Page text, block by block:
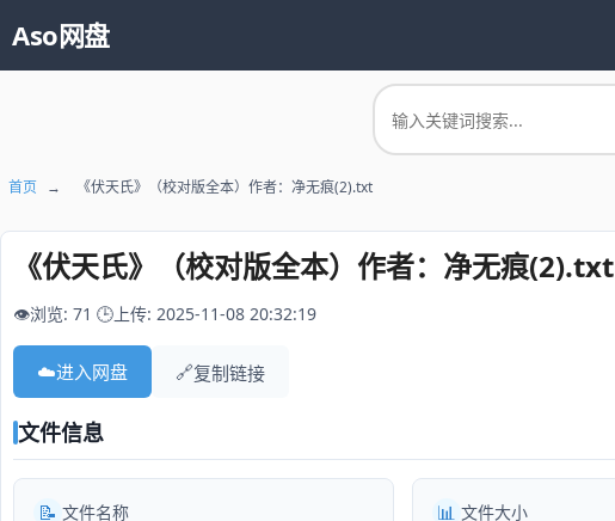
Aso网盘
首页 → 《伏天氏》（校对版全本）作者：净无痕(2).txt
《伏天氏》（校对版全本）作者：净无痕(2).txt
👁️浏览: 71 🕒上传: 2025-11-08 20:32:19
☁️进入网盘 🔗复制链接
文件信息
📝 文件名称 📊 文件大小